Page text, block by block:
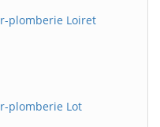
plomberie Loiret
plomberie Lot